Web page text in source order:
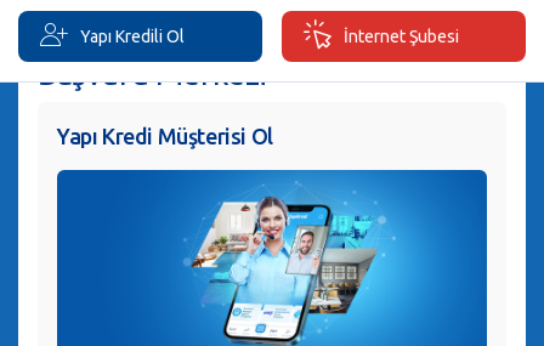
Yapı Kredili Ol İnternet Şubesi
Başvuru Merkezi
Yapı Kredi Müşterisi Ol